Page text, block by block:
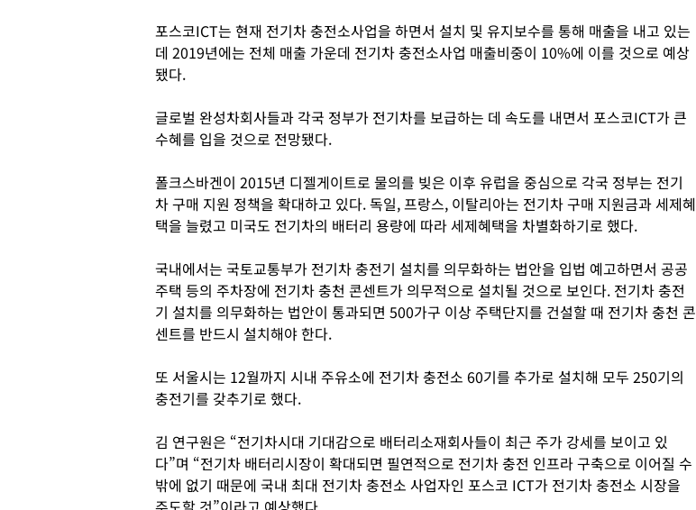
포스코ICT는 현재 전기차 충전소사업을 하면서 설치 및 유지보수를 통해 매출을 내고 있는
데 2019년에는 전체 매출 가운데 전기차 충전소사업 매출비중이 10%에 이를 것으로 예상
됐다.
글로벌 완성차회사들과 각국 정부가 전기차를 보급하는 데 속도를 내면서 포스코ICT가 큰
수혜를 입을 것으로 전망됐다.
폴크스바겐이 2015년 디젤게이트로 물의를 빚은 이후 유럽을 중심으로 각국 정부는 전기
차 구매 지원 정책을 확대하고 있다. 독일, 프랑스, 이탈리아는 전기차 구매 지원금과 세제혜
택을 늘렸고 미국도 전기차의 배터리 용량에 따라 세제혜택을 차별화하기로 했다.
국내에서는 국토교통부가 전기차 충전기 설치를 의무화하는 법안을 입법 예고하면서 공공
주택 등의 주차장에 전기차 충천 콘센트가 의무적으로 설치될 것으로 보인다. 전기차 충전
기 설치를 의무화하는 법안이 통과되면 500가구 이상 주택단지를 건설할 때 전기차 충천 콘
센트를 반드시 설치해야 한다.
또 서울시는 12월까지 시내 주유소에 전기차 충전소 60기를 추가로 설치해 모두 250기의
충전기를 갖추기로 했다.
김 연구원은 “전기차시대 기대감으로 배터리소재회사들이 최근 주가 강세를 보이고 있
다”며 “전기차 배터리시장이 확대되면 필연적으로 전기차 충전 인프라 구축으로 이어질 수
밖에 없기 때문에 국내 최대 전기차 충전소 사업자인 포스코 ICT가 전기차 충전소 시장을